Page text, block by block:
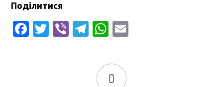
Поділитися
Facebook
Twitter
ViberTelegram
WhatsApp
0